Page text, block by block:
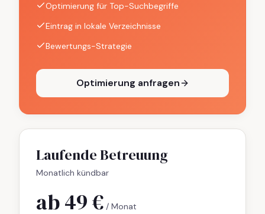
Optimierung für Top-Suchbegriffe
Eintrag in lokale Verzeichnisse
Bewertungs-Strategie
Optimierung anfragen
Laufende Betreuung
Monatlich kündbar
ab 49 € / Monat